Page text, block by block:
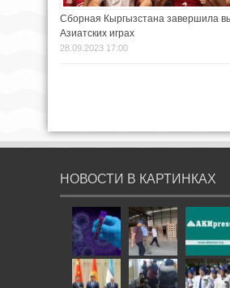
Сборная Кыргызстана завершила
Азиатских играх
28.09.2023 17:00
НОВОСТИ В КАРТИНКАХ